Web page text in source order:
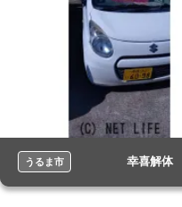
うるま市 幸喜解体